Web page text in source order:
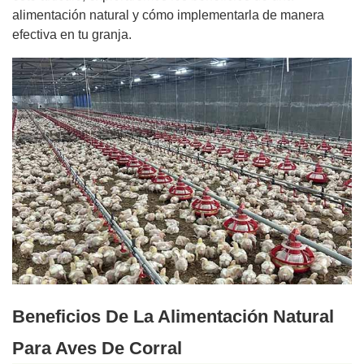
alimentación natural y cómo implementarla de manera
efectiva en tu granja.
Beneficios De La Alimentación Natural
Para Aves De Corral